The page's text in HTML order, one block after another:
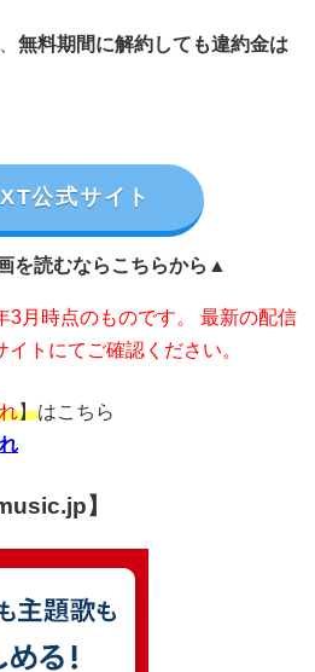
無料期間に解約しても違約金は
公式サイト
を読むならこちらから▲
3月時点のものです。 最新の配信
トにてご確認ください。
】はこちら
】